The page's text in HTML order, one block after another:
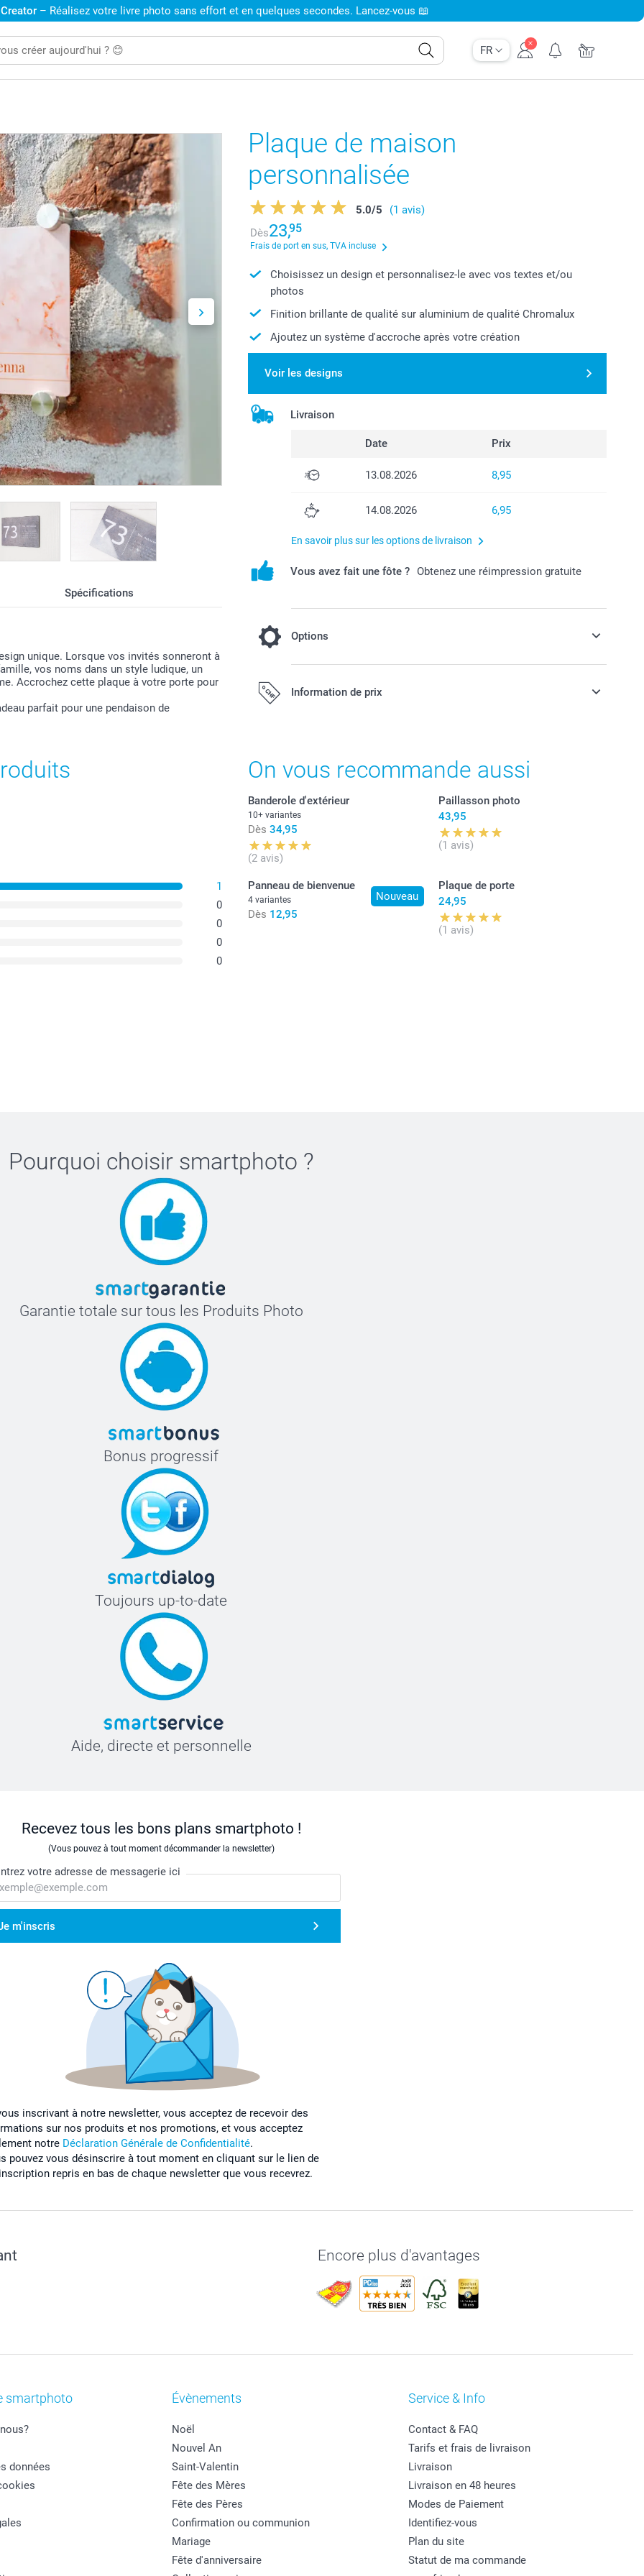
FR
– Réalisez votre livre photo sans effort et en quelques secondes. Lancez-vous 📖
Spécifications
unique. Lorsque vos invités sonneront à
vos noms dans un style ludique, un
Accrochez cette plaque à votre porte pour
parfait pour une pendaison de
Plaque de maison
personnalisée
5.0/5
(1 avis)
Dès23,95
Frais de port en sus, TVA incluse
Choisissez un design et personnalisez-le avec vos textes et/ou
photos
Finition brillante de qualité sur aluminium de qualité Chromalux
Ajoutez un système d'accroche après votre création
Voir les designs
Livraison
Date Prix
13.08.2026 8,95
14.08.2026 6,95
En savoir plus sur les options de livraison
Vous avez fait une fôte ? Obtenez une réimpression gratuite
Options
Système de montage
Information de prix
1
0
0
0
0
On vous recommande aussi
Banderole d'extérieur
10+ variantes
Dès 34,95
(2 avis)
Paillasson photo
43,95
(1 avis)
Nouveau
Panneau de bienvenue
4 variantes
Dès 12,95
Plaque de porte
24,95
(1 avis)
Pourquoi choisir smartphoto ?
Garantie totale sur tous les Produits Photo
Bonus progressif
Toujours up-to-date
Aide, directe et personnelle
Recevez tous les bons plans smartphoto !
(Vous pouvez à tout moment décommander la newsletter)
votre adresse de messagerie ici
m'inscris
inscrivant à notre newsletter, vous acceptez de recevoir des
sur nos produits et nos promotions, et vous acceptez
notre Déclaration Générale de Confidentialité.
pouvez vous désinscrire à tout moment en cliquant sur le lien de
repris en bas de chaque newsletter que vous recevrez.
Encore plus d'avantages
smartphoto
données
Évènements
Noël
Nouvel An
Saint-Valentin
Fête des Mères
Fête des Pères
Confirmation ou communion
Mariage
Fête d'anniversaire
Service & Info
Contact & FAQ
Tarifs et frais de livraison
Livraison
Livraison en 48 heures
Modes de Paiement
Identifiez-vous
Plan du site
Statut de ma commande